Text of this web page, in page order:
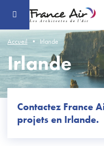
contenu
Accueil Irlande
Irlande
Contactez France
projets en Irlande.